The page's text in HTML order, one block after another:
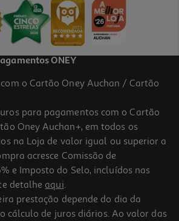
4.0
Qilive 600072993 Pr 1.2 Usbc To 3a-6c
ONEY
o Cartão Oney Auchan / Cartão
para pagamentos com o Cartão
Oney Auchan+, em todos os
na Loja de valor igual ou superior a
acresce Comissão de
e Imposto do Selo, incluídos nas
detalhe aqui.
prestação depende do dia da
cálculo de juros diários. Ao valor das